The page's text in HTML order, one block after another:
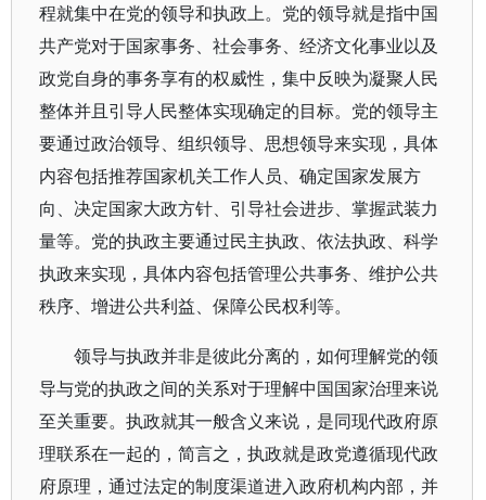
程就集中在党的领导和执政上。党的领导就是指中国
共产党对于国家事务、社会事务、经济文化事业以及
政党自身的事务享有的权威性，集中反映为凝聚人民
整体并且引导人民整体实现确定的目标。党的领导主
要通过政治领导、组织领导、思想领导来实现，具体
内容包括推荐国家机关工作人员、确定国家发展方
向、决定国家大政方针、引导社会进步、掌握武装力
量等。党的执政主要通过民主执政、依法执政、科学
执政来实现，具体内容包括管理公共事务、维护公共
秩序、增进公共利益、保障公民权利等。
领导与执政并非是彼此分离的，如何理解党的领
导与党的执政之间的关系对于理解中国国家治理来说
至关重要。执政就其一般含义来说，是同现代政府原
理联系在一起的，简言之，执政就是政党遵循现代政
府原理，通过法定的制度渠道进入政府机构内部，并